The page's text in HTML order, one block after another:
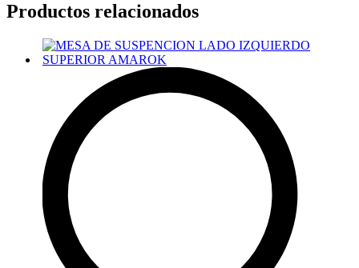
Productos relacionados